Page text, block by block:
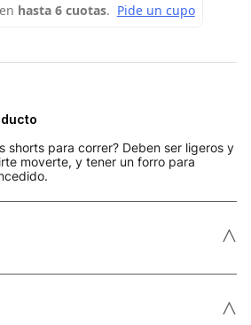
shorts para correr? Deben ser ligeros y
moverte, y tener un forro para
˄
˄